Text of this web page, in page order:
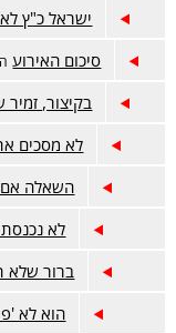
ישראל כ"ץ
סיכום האירוע
בקיצור,
לא מסכים
השאלה אם
לא
ברור שלא
הוא לא